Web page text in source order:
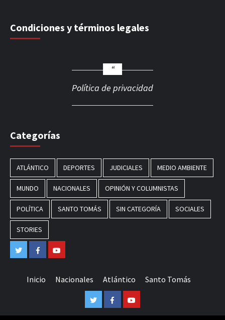
Condiciones y términos legales
Política de privacidad
Categorías
ATLÁNTICO DEPORTES JUDICIALES MEDIO AMBIENTE
MUNDO NACIONALES OPINIÓN Y COLUMNISTAS
POLÍTICA SANTO TOMÁS SIN CATEGORÍA SOCIALES
STORIES
TwitterFacebook
Inicio Nacionales Atlántico Santo Tomás
TwitterFacebookYoutube